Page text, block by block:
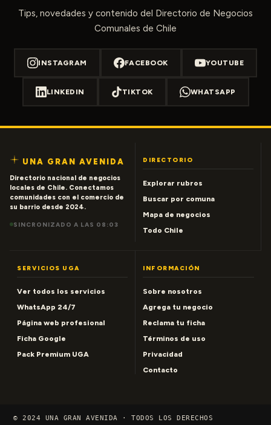
Tips, novedades y contenido del Directorio de Negocios
Comunales de Chile
INSTAGRAM FACEBOOK YOUTUBE
LINKEDIN TIKTOK WHATSAPP
UNA GRAN AVENIDA
Directorio nacional de negocios
locales de Chile. Conectamos
comunidades con el comercio de
su barrio desde 2024.
SINCRONIZADO A LAS 08:03
DIRECTORIO
Explorar rubros
Buscar por comuna
Mapa de negocios
Todo Chile
SERVICIOS UGA
Ver todos los servicios
WhatsApp 24/7
Página web profesional
Ficha Google
Pack Premium UGA
INFORMACIÓN
Sobre nosotros
Agrega tu negocio
Reclama tu ficha
Términos de uso
Privacidad
Contacto
© 2024 UNA GRAN AVENIDA · TODOS LOS DERECHOS